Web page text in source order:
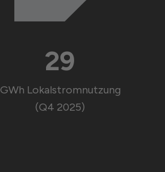
29
GWh Lokalstromnutzung
(Q4 2025)